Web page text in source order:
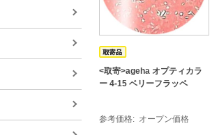
<取寄>ageha オプティカラ
ー 4-15 ベリーフラッペ
参考価格 オープン価格